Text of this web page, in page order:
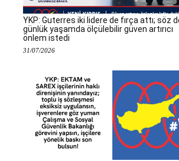
YKP: Guterres iki lidere de fırça attı; söz
günlük yaşamda ölçülebilir güven artırıcı
önlem istedi
31/07/2026